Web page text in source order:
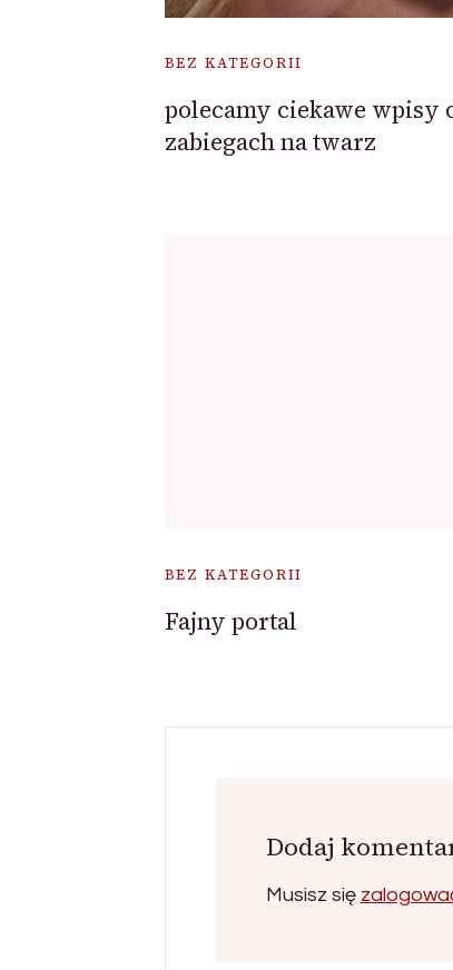
BEZ KATEGORII
polecamy ciekawe wpisy
zabiegach na twarz
BEZ KATEGORII
Fajny portal
Dodaj
Musisz się